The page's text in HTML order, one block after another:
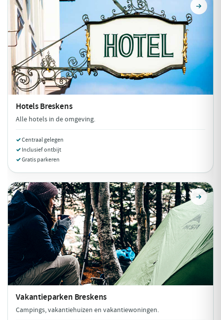
HotelsBreskens
Alle hotels in de omgeving.
Centraal gelegen
Inclusief ontbijt
Gratis parkeren
Vakantieparken Breskens
Campings, vakantiehuizen en vakantiewoningen.